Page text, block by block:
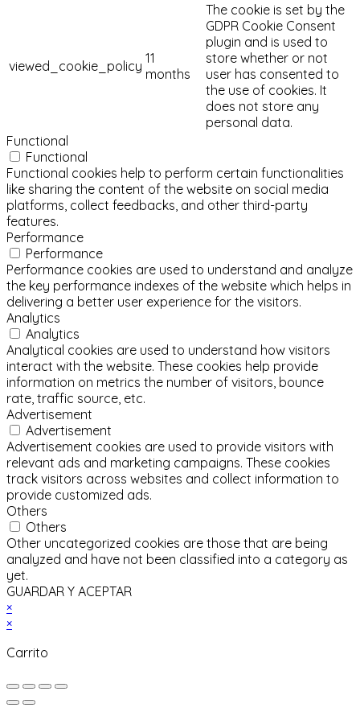
viewed_cookie_policy 11
months
The cookie is set by the
GDPR Cookie Consent
plugin and is used to
store whether or not
user has consented to
the use of cookies. It
does not store any
personal data.
Functional
Functional
Functional cookies help to perform certain functionalities
like sharing the content of the website on social media
platforms, collect feedbacks, and other third-party
features.
Performance
Performance
Performance cookies are used to understand and analyze
the key performance indexes of the website which helps in
delivering a better user experience for the visitors.
Analytics
Analytics
Analytical cookies are used to understand how visitors
interact with the website. These cookies help provide
information on metrics the number of visitors, bounce
rate, traffic source, etc.
Advertisement
Advertisement
Advertisement cookies are used to provide visitors with
relevant ads and marketing campaigns. These cookies
track visitors across websites and collect information to
provide customized ads.
Others
Others
Other uncategorized cookies are those that are being
analyzed and have not been classified into a category as
yet.
GUARDAR Y ACEPTAR
×
×
Carrito